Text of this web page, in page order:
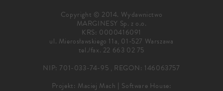
Copyright © 2014. Wydawnictwo
MARGINESY Sp. z o.o.
KRS: 0000416091
ul. Mierosławskiego 11a, 01-527 Warszawa
tel./fax. 22 663 02 75
NIP: 701-033-74-95 , REGON: 146063757
Projekt: Maciej Mach | Software House: